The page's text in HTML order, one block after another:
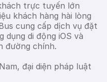
trực tuyến lớn
khách hàng hài lòng
cung cấp dịch vụ đặt
dụng di động iOS và
đường chính.
đại diện pháp luật